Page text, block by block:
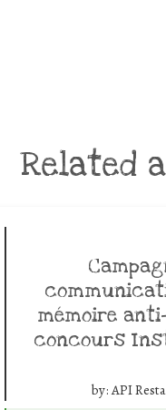
Related
mémoire
concours
by:API